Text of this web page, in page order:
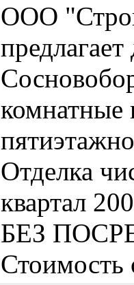
ООО
предлагает
комнатные
Отделка
квартал
БЕЗ
Стоимость